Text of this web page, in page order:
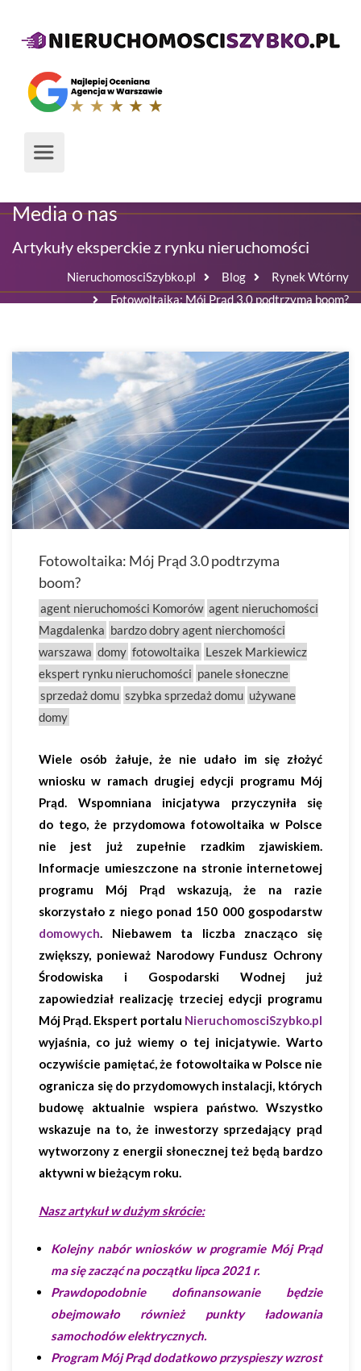
Media o nas
Artykuły eksperckie z rynku nieruchomości
NieruchomosciSzybko.pl Blog
Rynek Wtórny
Fotowoltaika: Mój Prąd 3.0 podtrzyma boom?
Fotowoltaika: Mój Prąd 3.0 podtrzyma
boom?
agent nieruchomości Komorów agent nieruchomości
Magdalenka bardzo dobry agent nierchomości
warszawa domy fotowoltaika Leszek Markiewicz
ekspert rynku nieruchomości panele słoneczne
sprzedaż domu szybka sprzedaż domu używane
domy
Wiele osób żałuje, że nie udało im się złożyć
wniosku w ramach drugiej edycji programu Mój
Prąd. Wspomniana inicjatywa przyczyniła się
do tego, że przydomowa fotowoltaika w Polsce
nie jest już zupełnie rzadkim zjawiskiem.
Informacje umieszczone na stronie internetowej
programu Mój Prąd wskazują, że na razie
skorzystało z niego ponad 150 000 gospodarstw
domowych. Niebawem ta liczba znacząco się
zwiększy, ponieważ Narodowy Fundusz Ochrony
Środowiska i Gospodarski Wodnej już
zapowiedział realizację trzeciej edycji programu
Mój Prąd. Ekspert portalu NieruchomosciSzybko.pl
wyjaśnia, co już wiemy o tej inicjatywie. Warto
oczywiście pamiętać, że fotowoltaika w Polsce nie
ogranicza się do przydomowych instalacji, których
budowę aktualnie wspiera państwo. Wszystko
wskazuje na to, że inwestorzy sprzedający prąd
wytworzony z energii słonecznej też będą bardzo
aktywni w bieżącym roku.
Nasz artykuł w dużym skrócie:
Kolejny nabór wniosków w programie Mój Prąd
ma się zacząć na początku lipca 2021 r.
Prawdopodobnie dofinansowanie będzie
obejmowało również punkty ładowania
samochodów elektrycznych.
Program Mój Prąd dodatkowo przyspieszy wzrost